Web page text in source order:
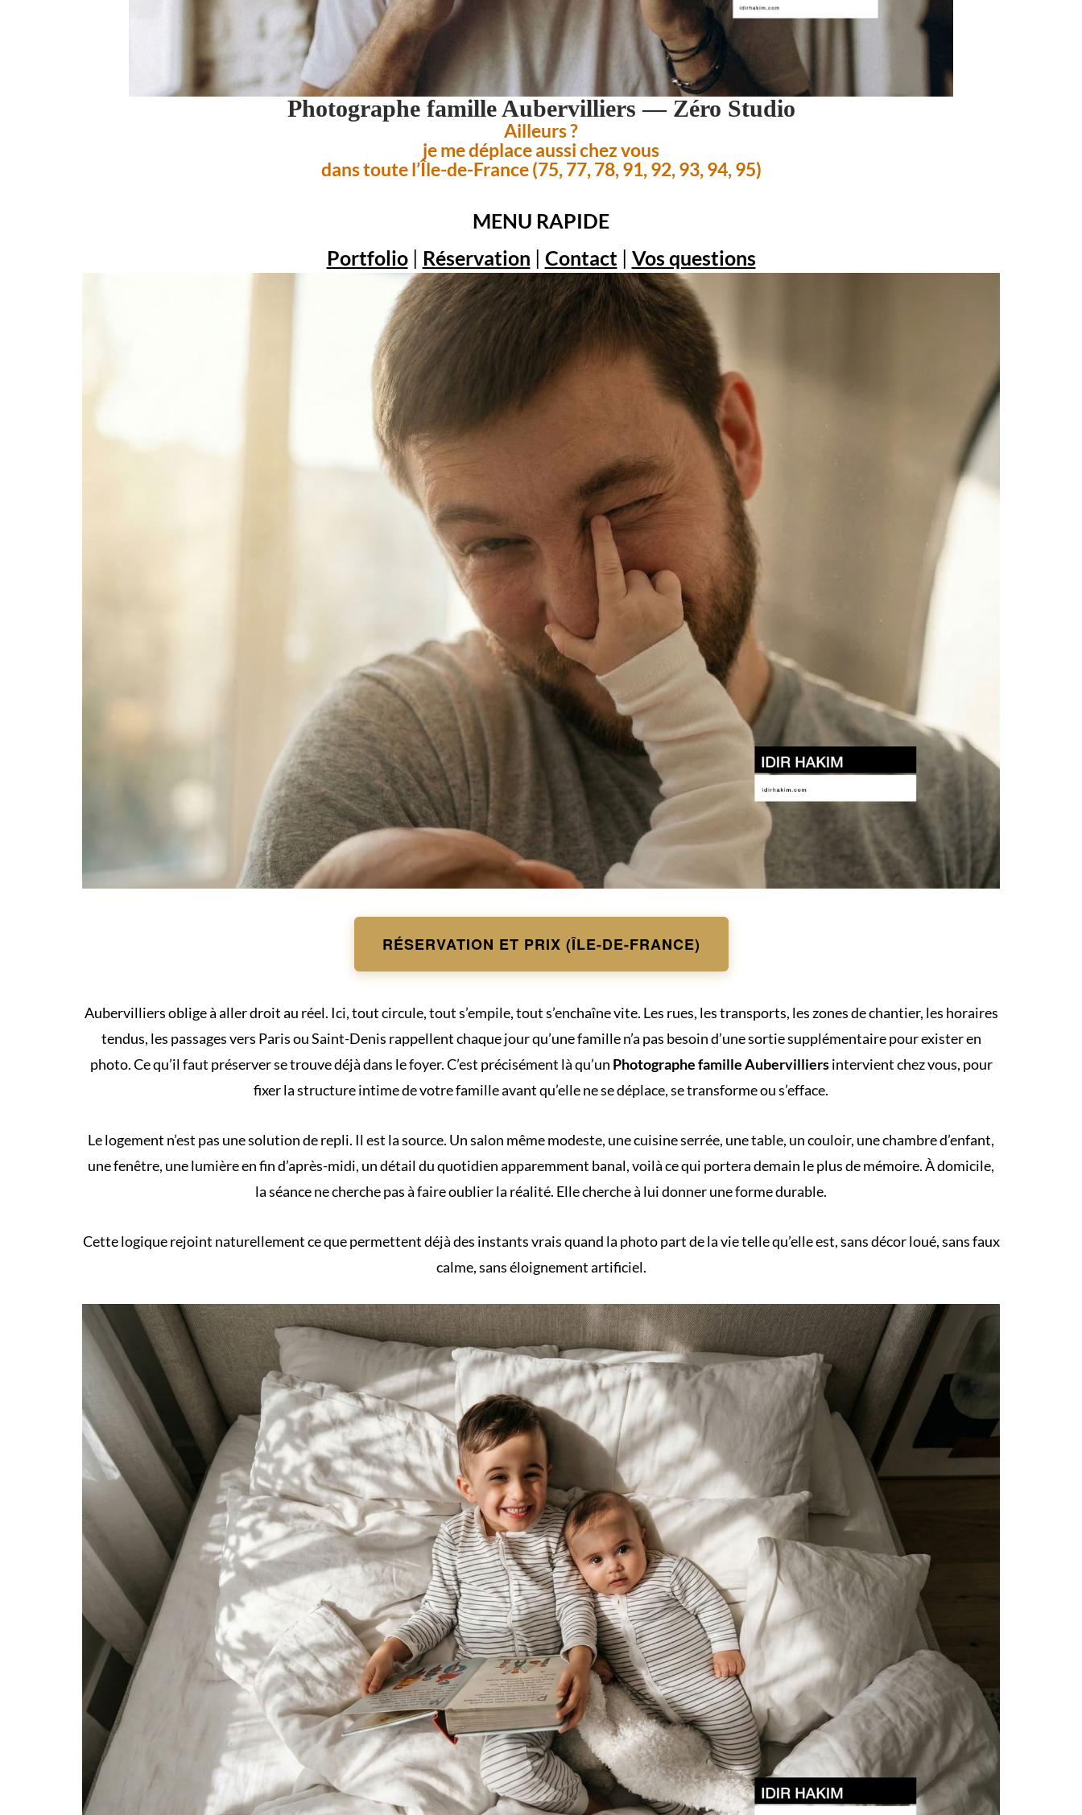
Photographe famille Aubervilliers — Zéro Studio
Ailleurs ?
je me déplace aussi chez vous
dans toute l’Île-de-France (75, 77, 78, 91, 92, 93, 94, 95)
MENU RAPIDE
Portfolio| Réservation | Contact | Vos questions
RÉSERVATION ET PRIX (ÎLE-DE-FRANCE)
Aubervilliers oblige à aller droit au réel. Ici, tout circule, tout s’empile, tout s’enchaîne vite. Les rues, les transports, les zones de chantier, les horaires
tendus, les passages vers Paris ou Saint-Denis rappellent chaque jour qu’une famille n’a pas besoin d’une sortie supplémentaire pour exister en
photo. Ce qu’il faut préserver se trouve déjà dans le foyer. C’est précisément là qu’un Photographe famille Aubervilliersintervient chez vous, pour
fixer la structure intime de votre famille avant qu’elle ne se déplace, se transforme ou s’efface.
Le logement n’est pas une solution de repli. Il est la source. Un salon même modeste, une cuisine serrée, une table, un couloir, une chambre d’enfant,
une fenêtre, une lumière en fin d’après-midi, un détail du quotidien apparemment banal, voilà ce qui portera demain le plus de mémoire. À domicile,
la séance ne cherche pas à faire oublier la réalité. Elle cherche à lui donner une forme durable.
Cette logique rejoint naturellement ce que permettent déjà des instants vraisquand la photo part de la vie telle qu’elle est, sans décor loué, sans faux
calme, sans éloignement artificiel.